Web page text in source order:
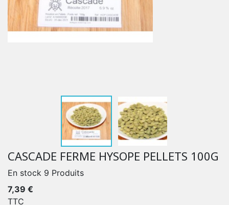
CASCADE FERME HYSOPE PELLETS 100G
En stock 9 Produits
7,39 €
TTC